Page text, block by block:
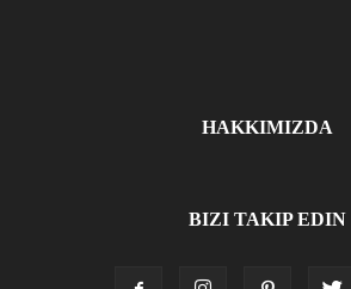
HAKKIMIZDA
BIZI TAKIP EDIN